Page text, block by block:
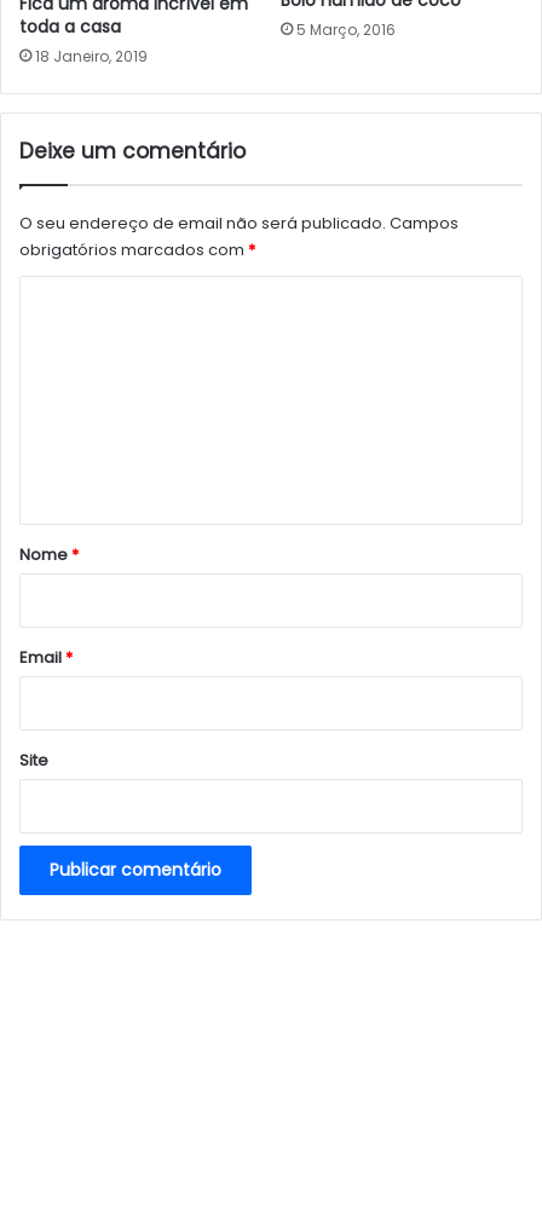
toda a casa
18 Janeiro, 2019
5 Março, 2016
Deixe um comentário
O seu endereço de email não será publicado. Campos
obrigatórios marcados com *
r
*
Nome*
Email*
Site